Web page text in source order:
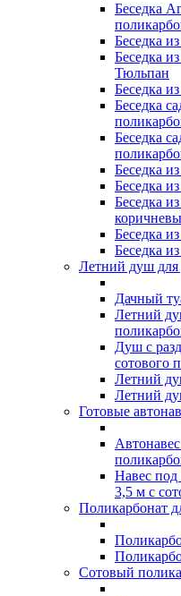
Беседка
Беседка
Беседка
Тюльпан
Беседка
Беседка
Беседка
Беседка
Беседка
Беседка
Беседка
Беседка
Летний душ для
Дачный
Летний
Душ с
сотового
Летний
Летний
Готовые
Навес
3,5 м с
Поликарбонат
Сотовый